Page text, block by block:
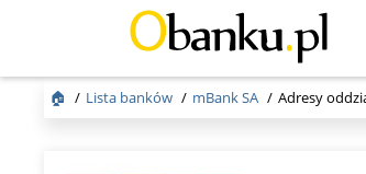
🏠 Lista banków mBank SA Adresy